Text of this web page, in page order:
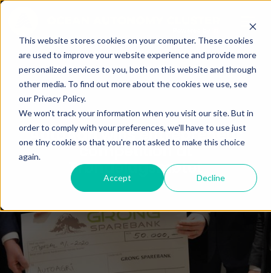
This website stores cookies on your computer. These cookies
are used to improve your website experience and provide more
personalized services to you, both on this website and through
other media. To find out more about the cookies we use, see
our Privacy Policy.
We won't track your information when you visit our site. But in
order to comply with your preferences, we'll have to use just
one tiny cookie so that you're not asked to make this choice
again.
Accept Decline
AutoAgri wins entrepreneur
competition at
Trøndelagsmøtet